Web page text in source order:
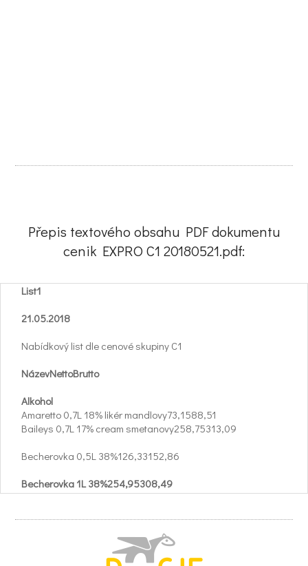
Přepis textového obsahu PDF dokumentu
cenik EXPRO C1 20180521.pdf:
List1
21.05.2018
Nabídkový list dle cenové skupiny C1
NázevNettoBrutto
Alkohol
Amaretto 0,7L 18% likér mandlovy73,1588,51
Baileys 0,7L 17% cream smetanovy258,75313,09
Becherovka 0,5L 38%126,33152,86
Becherovka 1L 38%254,95308,49
Becher.1L lemond 20%252,89306,00